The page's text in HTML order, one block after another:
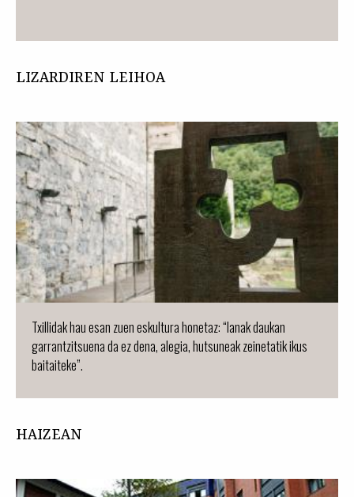
LIZARDIREN LEIHOA
Txillidak hau esan zuen eskultura honetaz: “lanak daukan
garrantzitsuena da ez dena, alegia, hutsuneak zeinetatik ikus
baitaiteke”.
HAIZEAN